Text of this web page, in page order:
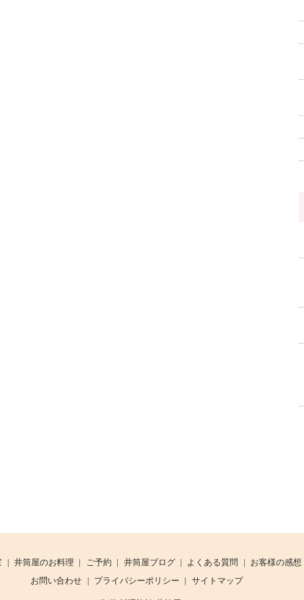
井筒屋のお料理 ご予約 井筒屋ブログ よくある質問 お客様の感想
お問い合わせ
プライバシーポリシー サイトマップ